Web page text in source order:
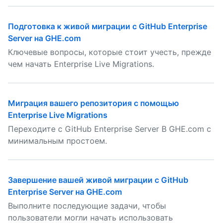
Подготовка к живой миграции с GitHub Enterprise
Server на GHE.com
Ключевые вопросы, которые стоит учесть, прежде
чем начать Enterprise Live Migrations.
Миграция вашего репозитория с помощью
Enterprise Live Migrations
Переходите с GitHub Enterprise Server В GHE.com с
минимальным простоем.
Завершение вашей живой миграции с GitHub
Enterprise Server на GHE.com
Выполните последующие задачи, чтобы
пользователи могли начать использовать